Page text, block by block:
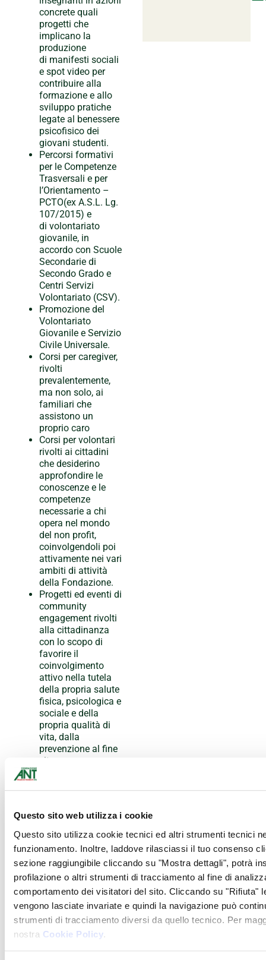
Questo sito web utilizza i cookie
Questo sito utilizza cookie tecnici ed altri strumenti tecnici
funzionamento. Inoltre, laddove rilasciassi il tuo consenso
sezione raggiungibile cliccando su "Mostra dettagli", potrà
profilazione o altri strumenti di tracciamento al fine di
comportamento dei visitatori del sito. Cliccando su "Rifiuta"
vengono lasciate invariate e quindi la navigazione può
strumenti di tracciamento diversi da quello tecnico. Per
nostra Cookie Policy.
concrete quali
progetti che
implicano la
produzione
di manifesti sociali
e spot video per
contribuire alla
formazione e allo
sviluppo pratiche
legate al benessere
psicofisico dei
giovani studenti.
Percorsi formativi
per le Competenze
Trasversali e per
l’Orientamento –
PCTO(ex A.S.L. Lg.
107/2015) e
di volontariato
giovanile, in
accordo con Scuole
Secondarie di
Secondo Grado e
Centri Servizi
Volontariato (CSV).
Promozione del
Volontariato
Giovanile e Servizio
Civile Universale.
Corsi per caregiver,
rivolti
prevalentemente,
ma non solo, ai
familiari che
assistono un
proprio caro
Corsi per volontari
rivolti ai cittadini
che desiderino
approfondire le
conoscenze e le
competenze
necessarie a chi
opera nel mondo
del non profit,
coinvolgendoli poi
attivamente nei vari
ambiti di attività
della Fondazione.
Progetti ed eventi di
community
engagement rivolti
alla cittadinanza
con lo scopo di
favorire il
coinvolgimento
attivo nella tutela
della propria salute
fisica, psicologica e
sociale e della
propria qualità di
vita, dalla
prevenzione al fine
vita.